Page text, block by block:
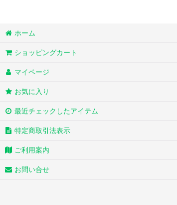
ホーム
ショッピングカート
マイページ
お気に入り
最近チェックしたアイテム
特定商取引法表示
ご利用案内
お問い合せ